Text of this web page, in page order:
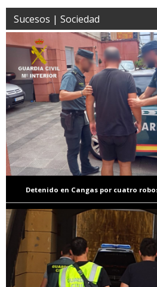
Sucesos | Sociedad
Detenido en Cangas por cuatro